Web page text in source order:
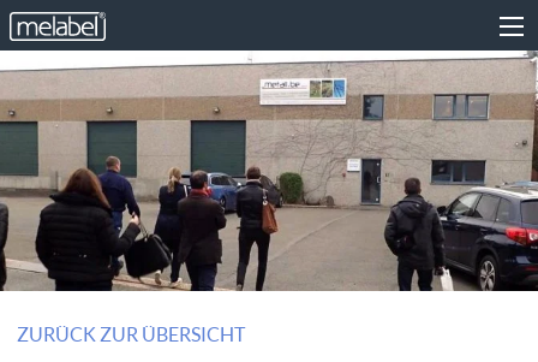
ZURÜCK ZUR ÜBERSICHT